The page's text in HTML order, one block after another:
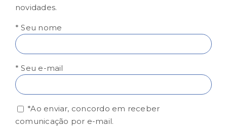
novidades.
* Seu nome
* Seu e-mail
*Ao enviar, concordo em receber
comunicação por e-mail.